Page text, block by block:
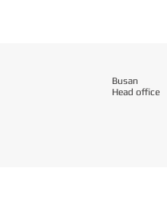
Busan
Head office